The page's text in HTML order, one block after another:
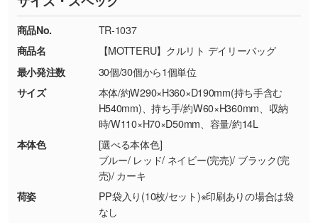
・コーポレートカラーを使って印刷したい／印
刷色にこだわりがある
DIC・PANTONEなどのカラーチップの指定や、
現物支給による色指定も承っております。→詳
・背景がある画像からキャラクター部分だけを
使いたいです
シンプルな背景のデータや、使いたいキャラク
ター部分の輪郭がはっきりしているデータは切
り抜き処理が可能です。→
ください。
【返品・交換ができない場合】
・お客様の元で商品を加工された場合、または
商品が破損した場合
・商品到着後7日以上経過している場合
・お客様のご都合による返品・交換依頼(商
品・色・数量などの注文間違い等)
TEL：0422-29-9911 営業時間10:00～
18:00(土日祝日除く)
お問い合わせフォームはこちら
商品No.
TR-1037
商品名
【MOTTERU】クルリト デイリーバッグ
最小発注数
30個/30個から1個単位
サイズ
本体/約W290×H360×D190mm(持ち手含む
H540mm)、持ち手/約W60×H360mm、収納
時/W110×H70×D50mm、容量/約14L
本体色
[選べる本体色]
ブルー/ レッド/ ネイビー(完売)/ ブラック(完
売)/ カーキ
荷姿
PP袋入り(10枚/セット)※印刷ありの場合は袋
なし